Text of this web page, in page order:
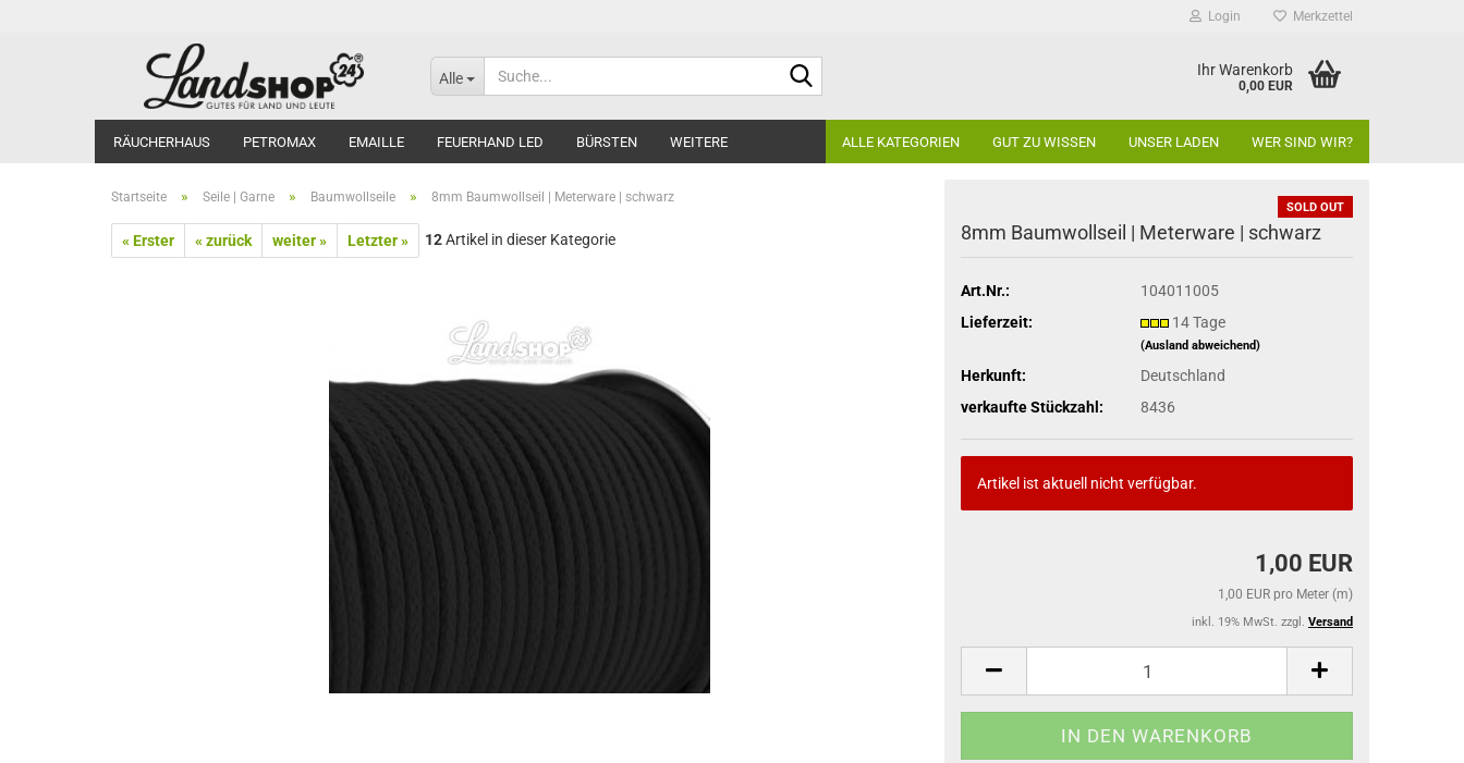
Login Merkzettel
Alle Ihr Warenkorb
0,00 EUR
RÄUCHERHAUS PETROMAX EMAILLE FEUERHAND LED BÜRSTEN ALLE KATEGORIEN GUT ZU WISSEN UNSER LADEN WER SIND WIR?
WEITERE
Startseite » Seile | Garne » Baumwollseile » 8mm Baumwollseil | Meterware | schwarz
« Erster « zurück weiter » Letzter » 12Artikel in dieser Kategorie
SOLD OUT
8mm Baumwollseil | Meterware | schwarz
Art.Nr.:
104011005
Lieferzeit:
14 Tage
(Ausland abweichend)
Herkunft:
Deutschland
verkaufte Stückzahl:
8436
Artikel ist aktuell nicht verfügbar.
1,00 EUR
1,00 EUR pro Meter (m)
inkl. 19% MwSt. zzgl. Versand